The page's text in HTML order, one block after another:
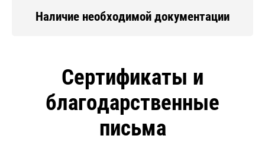
Наличие необходимой документации
Сертификаты и
благодарственные
письма